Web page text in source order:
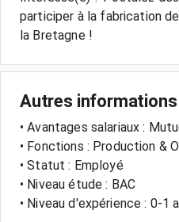
participer à la fabrication
Autres informations
• Avantages salariaux :
• Fonctions : Production &
• Statut : Employé
• Niveau étude : BAC
• Niveau d'expérience : 0-1